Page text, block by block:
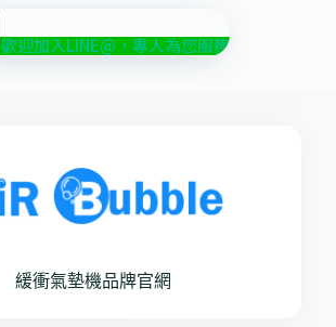
歡迎加入LINE@，專人為您服務
緩衝氣墊機品牌官網